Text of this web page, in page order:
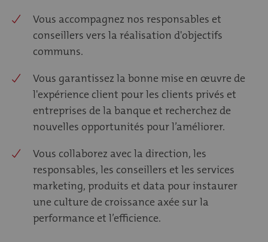
Vous accompagnez nos responsables et
conseillers vers la réalisation d'objectifs
communs.
Vous garantissez la bonne mise en œuvre de
l'expérience client pour les clients privés et
entreprises de la banque et recherchez de
nouvelles opportunités pour l’améliorer.
Vous collaborez avec la direction, les
responsables, les conseillers et les services
marketing, produits et data pour instaurer
une culture de croissance axée sur la
performance et l’efficience.